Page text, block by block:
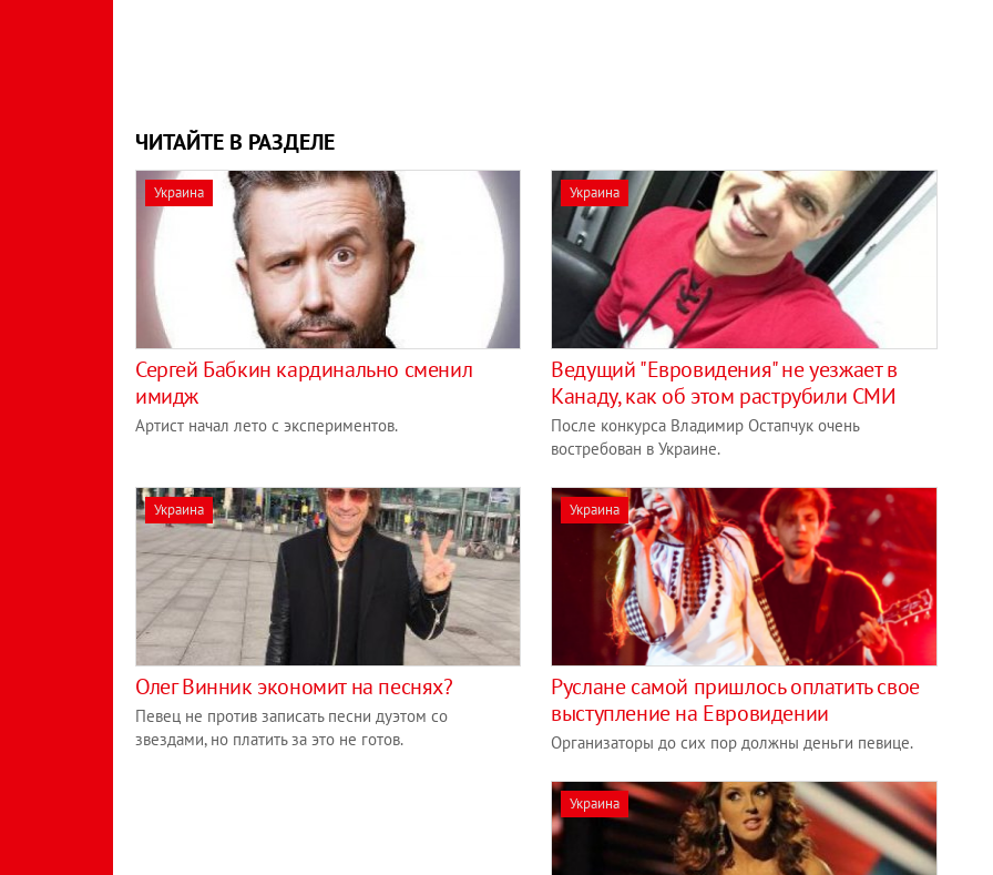
ЧИТАЙТЕ В РАЗДЕЛЕ
Украина
Сергей Бабкин кардинально сменил
имидж
Артист начал лето с экспериментов.
Украина
Ведущий "Евровидения" не уезжает в
Канаду, как об этом раструбили СМИ
После конкурса Владимир Остапчук очень
востребован в Украине.
Украина
Олег Винник экономит на песнях?
Певец не против записать песни дуэтом со
звездами, но платить за это не готов.
Украина
Руслане самой пришлось оплатить свое
выступление на Евровидении
Организаторы до сих пор должны деньги певице.
Украина